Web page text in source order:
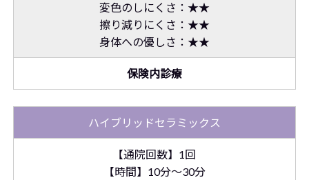
変色のしにくさ：★★
擦り減りにくさ：★★
身体への優しさ：★★
保険内診療
ハイブリッドセラミックス
【通院回数】1回
【時間】10分～30分